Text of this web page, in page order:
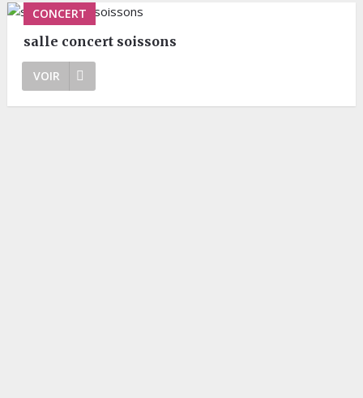
CONCERT
salle concert soissons
VOIR